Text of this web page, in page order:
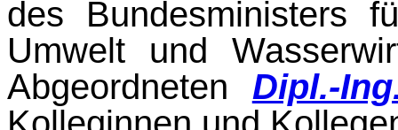
des Bundesministers
Umwelt und
Abgeordneten Dipl.-